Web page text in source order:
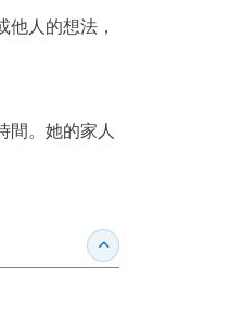
人的想法，
間。她的家人
收合得獎紀錄